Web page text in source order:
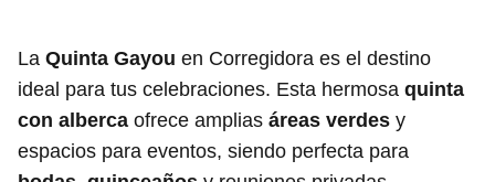
La Quinta Gayou en Corregidora es el destino
ideal para tus celebraciones. Esta hermosa quinta
con alberca ofrece amplias áreas verdes y
espacios para eventos, siendo perfecta para